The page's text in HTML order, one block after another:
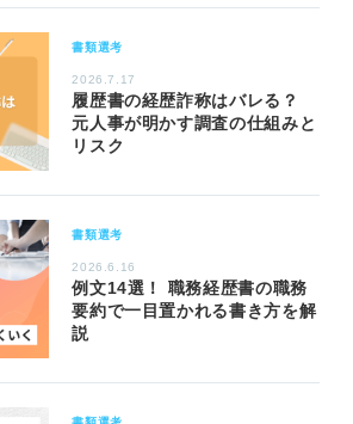
書類選考
2026.7.17
履歴書の経歴詐称はバレる？
元人事が明かす調査の仕組みと
リスク
書類選考
2026.6.16
例文14選！ 職務経歴書の職務
要約で一目置かれる書き方を解
説